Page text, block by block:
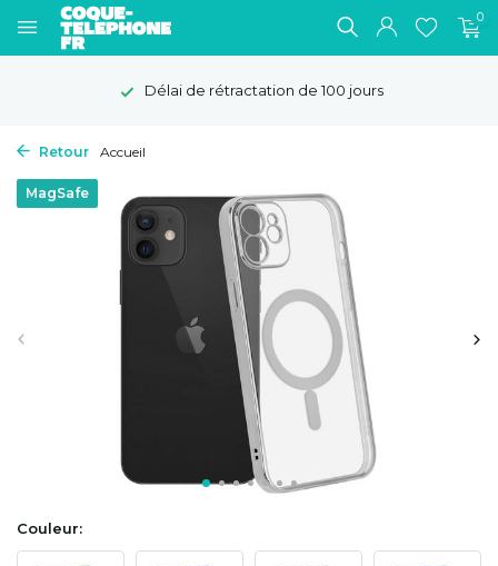
0
Délai de rétractation de 100 jours
Retour Accueil
MagSafe
Couleur: